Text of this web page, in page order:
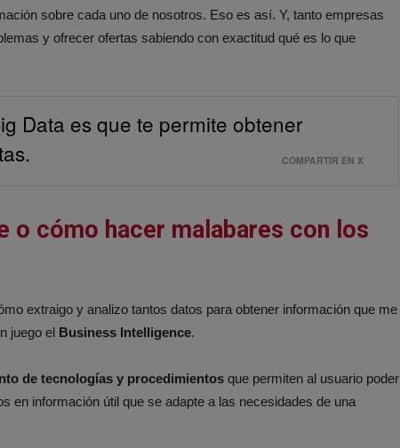
sobre cada uno de nosotros. Eso es así. Y, tanto empresas
y ofrecer ofertas sabiendo con exactitud qué es lo que
Data es que te permite obtener
COMPARTIR EN X
o cómo hacer malabares con los
extraigo y analizo tantos datos para obtener información que me
juego el Business Intelligence.
de tecnologías y procedimientos que permiten al usuario poder
en información útil que se adapte a las necesidades de una